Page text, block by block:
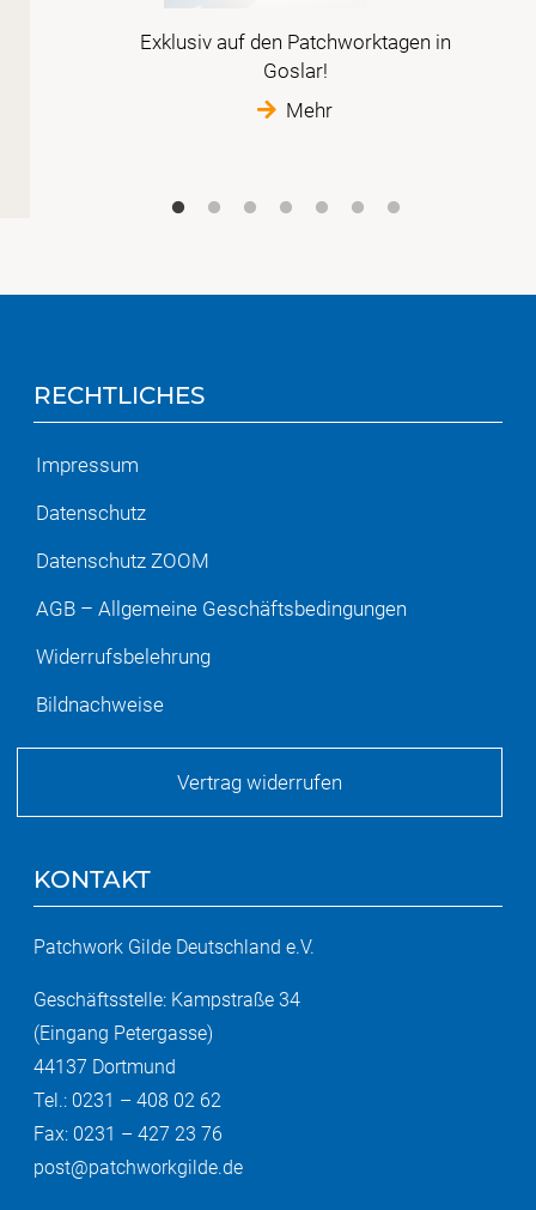
Exklusiv auf den Patchworktagen in
Goslar!
Mehr
RECHTLICHES
Impressum
Datenschutz
Datenschutz ZOOM
AGB – Allgemeine Geschäftsbedingungen
Widerrufsbelehrung
Bildnachweise
Vertrag widerrufen
KONTAKT
Patchwork Gilde Deutschland e.V.
Geschäftsstelle: Kampstraße 34
(Eingang Petergasse)
44137 Dortmund
Tel.: 0231 – 408 02 62
Fax: 0231 – 427 23 76
post@patchworkgilde.de